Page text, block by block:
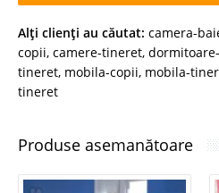
Alţi clienţi au căutat: camera-
copii, camere-tineret,
tineret, mobila-copii, mobila-
tineret
Produse asemanătoare